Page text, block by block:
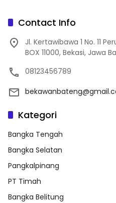
Contact Info
Jl. Kertawibawa 1 No. 11
BOX 11000, Bekasi, Jawa
08123456789
Kategori
Bangka Tengah
Bangka Selatan
Pangkalpinang
PT Timah
Bangka Belitung